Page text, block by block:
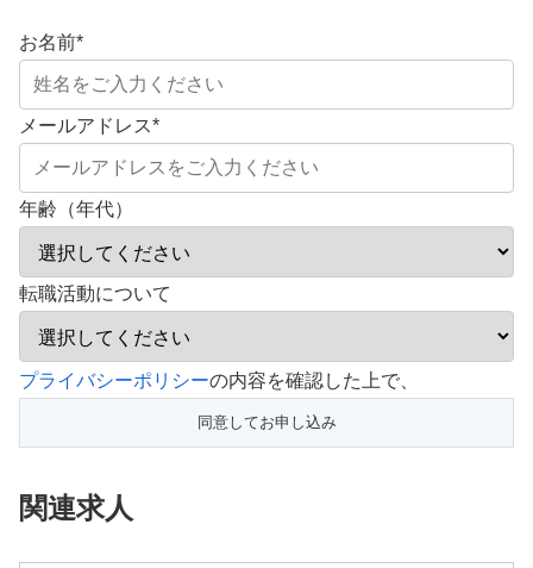
お名前*
メールアドレス*
年齢（年代）
転職活動について
こ
フ
ー
プライバシーポリシーの内容を確認した上で、
関連求人